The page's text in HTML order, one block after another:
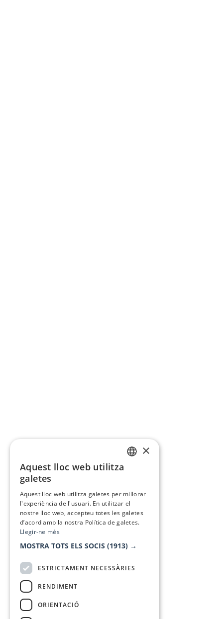
×
Aquest lloc web utilitza
galetes
Aquest lloc web utilitza galetes per millorar
l'experiència de l'usuari. En utilitzar el
nostre lloc web, accepteu totes les galetes
d’acord amb la nostra Política de galetes.
Llegir-ne més
MOSTRA TOTS ELS SOCIS (1913) →
ESTRICTAMENT NECESSÀRIES
RENDIMENT
ORIENTACIÓ